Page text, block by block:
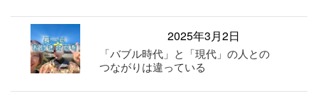
2025年3月2日
「バブル時代」と「現代」の人との
つながりは違っている